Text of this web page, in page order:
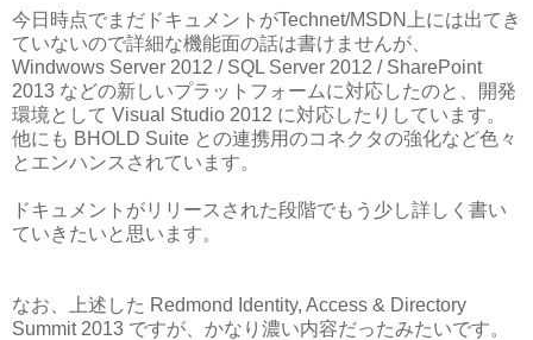
今日時点でまだドキュメントがTechnet/MSDN上には出てき
ていないので詳細な機能面の話は書けませんが、
Windwows Server 2012 / SQL Server 2012 / SharePoint
2013 などの新しいプラットフォームに対応したのと、開発
環境として Visual Studio 2012 に対応したりしています。
他にも BHOLD Suite との連携用のコネクタの強化など色々
とエンハンスされています。
ドキュメントがリリースされた段階でもう少し詳しく書い
ていきたいと思います。
なお、上述した Redmond Identity, Access & Directory
Summit 2013 ですが、かなり濃い内容だったみたいです。